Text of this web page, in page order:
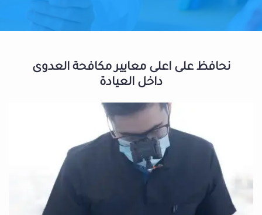
نحافظ على اعلى معايير مكافحة العدوى
داخل العيادة